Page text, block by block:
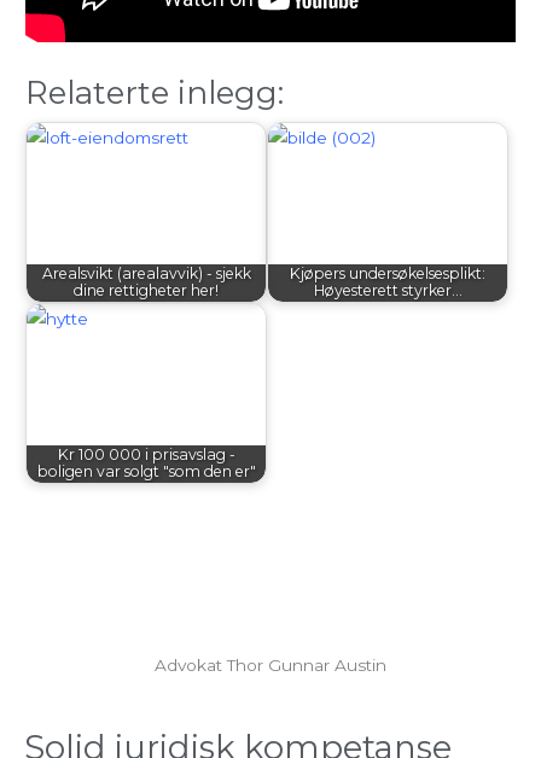
Relaterte inlegg:
Arealsvikt (arealavvik) - sjekk
dine rettigheter her!
Kjøpers undersøkelsesplikt:
Høyesterett styrker…
Kr 100 000 i prisavslag -
boligen var solgt "som den er"
Advokat Thor Gunnar Austin
Solid juridisk kompetanse